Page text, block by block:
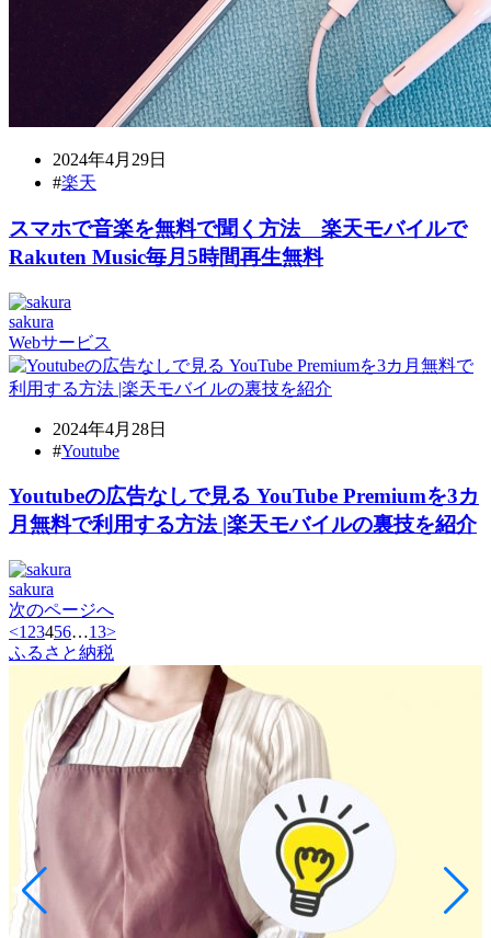
2024年4月29日
#楽天
スマホで音楽を無料で聞く方法 楽天モバイルで
Rakuten Music毎月5時間再生無料
sakura
Webサービス
2024年4月28日
#Youtube
Youtubeの広告なしで見る YouTube Premiumを3カ
月無料で利用する方法 |楽天モバイルの裏技を紹介
sakura
次のページへ
<1 23456…13>
ふるさと納税